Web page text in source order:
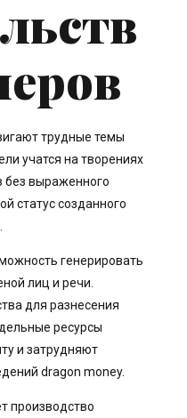
трудные темы
учатся на творениях
без выраженного
статус созданного
генерировать
лиц и речи.
для разнесения
ресурсы
и затрудняют
dragon money.
производство